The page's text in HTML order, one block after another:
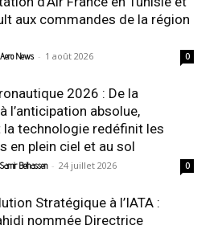
aux commandes de la région
Aero News - 1 août 2026 0
2026 : De la
l’anticipation absolue,
technologie redéfinit les
en plein ciel et au sol
Samir Belhassen - 24 juillet 2026 0
Stratégique à l’IATA :
nommée Directrice